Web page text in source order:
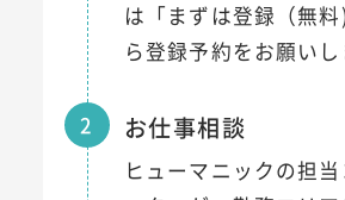
は「まずは登録（無
ら登録予約をお願いし
2 お仕事相談
ヒューマニックの担